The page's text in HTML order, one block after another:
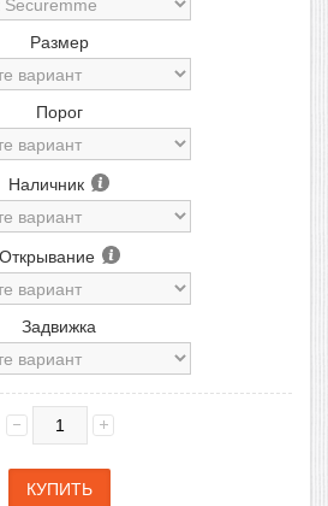
Размер
Порог
Наличник
Открывание
Задвижка